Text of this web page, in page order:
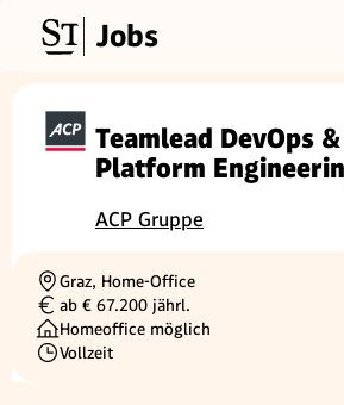
Jobs
Teamlead DevOps &
Platform
ACP Gruppe
Ortschaft
Graz, Home-Office
Gehalt
ab € 67.200 jährl.
Homeoffice möglich
Beschäftigungsart
Vollzeit